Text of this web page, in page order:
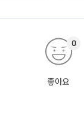
좋아요
0